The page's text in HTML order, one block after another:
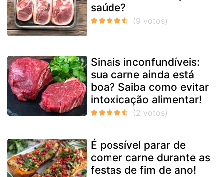
saúde?
Sinais inconfundíveis:
sua carne ainda está
boa? Saiba como evitar
intoxicação alimentar!
É possível parar de
comer carne durante as
festas de fim de ano!